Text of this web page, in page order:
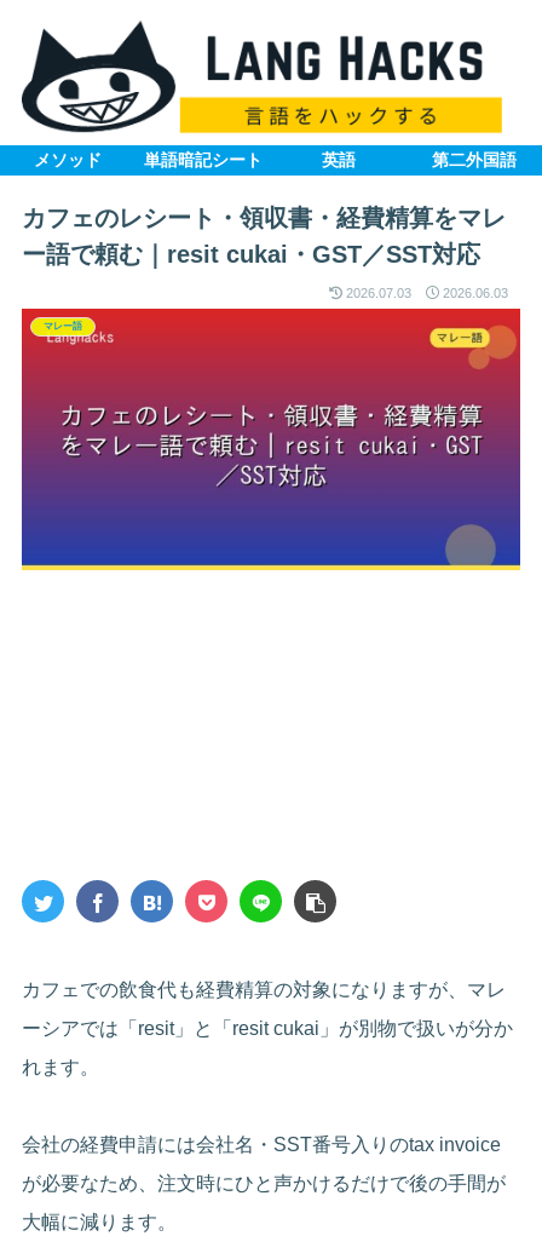
メソッド 単語暗記シート 英語 第二外国語
カフェのレシート・領収書・経費精算をマレ
ー語で頼む｜resit cukai・GST／SST対応
2026.07.03 2026.06.03
マレー語
カフェでの飲食代も経費精算の対象になりますが、マレ
ーシアでは「resit」と「resit cukai」が別物で扱いが分か
れます。
会社の経費申請には会社名・SST番号入りのtax invoice
が必要なため、注文時にひと声かけるだけで後の手間が
大幅に減ります。